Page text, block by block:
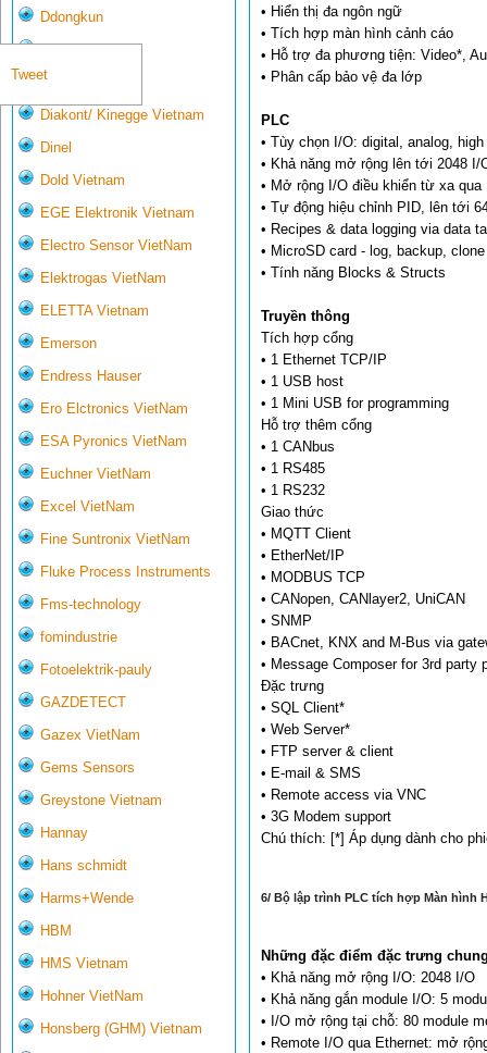
Ddongkun
Delta Controls
Deltasensor
Diakont/ Kinegge Vietnam
Dinel
Dold Vietnam
EGE Elektronik Vietnam
Electro Sensor VietNam
Elektrogas VietNam
ELETTA Vietnam
Emerson
Endress Hauser
Ero Elctronics VietNam
ESA Pyronics VietNam
Euchner VietNam
Excel VietNam
Fine Suntronix VietNam
Fluke Process Instruments
Fms-technology
fomindustrie
Fotoelektrik-pauly
GAZDETECT
Gazex VietNam
Gems Sensors
Greystone Vietnam
Hannay
Hans schmidt
Harms+Wende
HBM
HMS Vietnam
Hohner VietNam
Honsberg (GHM) Vietnam
• Hiển thị đa ngôn ngữ
• Tích hợp màn hình cảnh cáo
• Hỗ trợ đa phương tiện: Video*,
• Phân cấp bảo vệ đa lớp
PLC
• Tùy chọn I/O: digital, analog,
• Khả năng mở rộng lên tới 2048 I/
• Mở rộng I/O điều khiển từ xa
• Tự động hiệu chỉnh PID, lên tới
• Recipes & data logging via data
• MicroSD card - log, backup,
• Tính năng Blocks & Structs
Truyền thông
Tích hợp cổng
• 1 Ethernet TCP/IP
• 1 USB host
• 1 Mini USB for programming
Hỗ trợ thêm cổng
• 1 CANbus
• 1 RS485
• 1 RS232
Giao thức
• MQTT Client
• EtherNet/IP
• MODBUS TCP
• CANopen, CANlayer2, UniCAN
• SNMP
• BACnet, KNX and M-Bus via
• Message Composer for 3rd party
Đặc trưng
• SQL Client*
• Web Server*
• FTP server & client
• E-mail & SMS
• Remote access via VNC
• 3G Modem support
Chú thích: [*] Áp dụng dành cho
6/ Bộ lập trình PLC tích hợp Màn hình
Những đặc điểm đặc trưng
• Khả năng mở rộng I/O: 2048 I/O
• Khả năng gắn module I/O: 5
• I/O mở rộng tại chỗ: 80 module
• Remote I/O qua Ethernet: mở
Tweet